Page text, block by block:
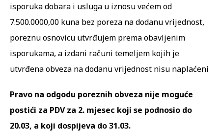
isporuka dobara i usluga u iznosu većem od
7.500.0000,00 kuna bez poreza na dodanu vrijednost,
poreznu osnovicu utvrđujem prema obavljenim
isporukama, a izdani računi temeljem kojih je
utvrđena obveza na dodanu vrijednost nisu naplaćeni
Pravo na odgodu poreznih obveza nije moguće
postići za PDV za 2. mjesec koji se podnosio do
20.03, a koji dospijeva do 31.03.